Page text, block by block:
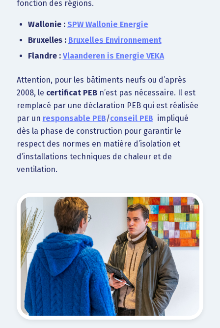
fonction des régions.
Wallonie : SPW Wallonie Energie
Bruxelles : Bruxelles Environnement
Flandre : Vlaanderen is Energie VEKA
Attention, pour les bâtiments neufs ou d’après
2008, le certificat PEBn’est pas nécessaire. Il est
remplacé par une déclaration PEB qui est réalisée
par un responsable PEB/conseil PEB impliqué
dès la phase de construction pour garantir le
respect des normes en matière d’isolation et
d’installations techniques de chaleur et de
ventilation.